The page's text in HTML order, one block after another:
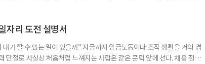
편안이 국회 통과 후 그대로 시행된다면 법 시행 전 본
자리 도전 설명서
가 할 수 있는 일이 있을까.” 지금까지 임금노동이나 조직 생활을 거의 경
절로 사실상 처음처럼 느껴지는 사람은 같은 문턱 앞에 선다. 채용 정보를